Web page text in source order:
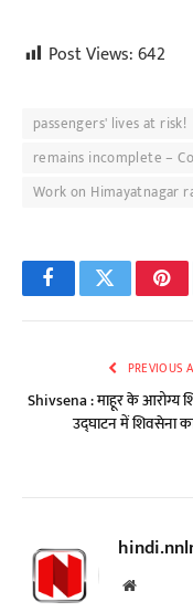
Post Views:642
passengers' lives at risk!
remains incomplete –
Work on Himayatnagar
FacebookTwitter
PREVIOUS
Shivsena : माहूर के आरोग्य
उद्घाटन में शिवसेना
Website